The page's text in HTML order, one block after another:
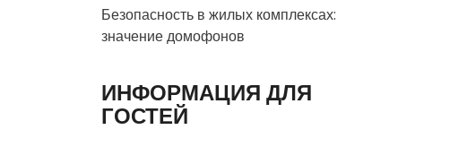
Безопасность в жилых комплексах:
значение домофонов
ИНФОРМАЦИЯ ДЛЯ
ГОСТЕЙ